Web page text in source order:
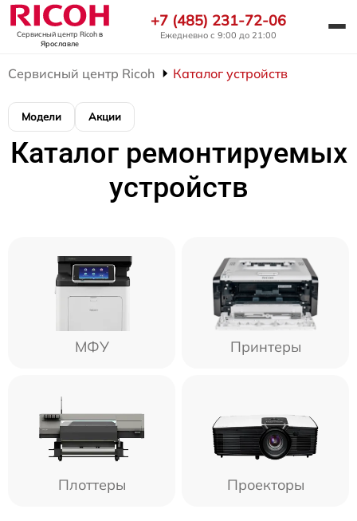
Сервисный центр Ricohв
Ярославле
+7 (485) 231-72-06
Ежедневно с 9:00 до 21:00
Сервисный центр Ricoh Каталог устройств
Модели Акции
Каталог ремонтируемых
устройств
МФУ Принтеры
Плоттеры Проекторы